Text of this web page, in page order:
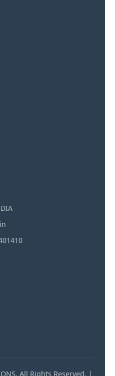
All Rights Reserved. |